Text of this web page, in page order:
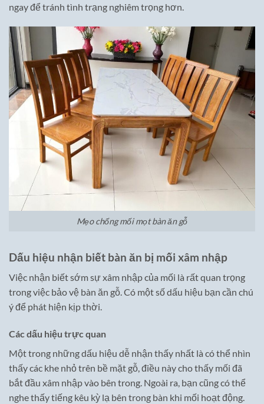
ngay để tránh tình trạng nghiêm trọng hơn.
Mẹo chống mối mọt bàn ăn gỗ
Dấu hiệu nhận biết bàn ăn bị mối xâm nhập
Việc nhận biết sớm sự xâm nhập của mối là rất quan trọng
trong việc bảo vệ bàn ăn gỗ. Có một số dấu hiệu bạn cần chú
ý để phát hiện kịp thời.
Các dấu hiệu trực quan
Một trong những dấu hiệu dễ nhận thấy nhất là có thể nhìn
thấy các khe nhỏ trên bề mặt gỗ, điều này cho thấy mối đã
bắt đầu xâm nhập vào bên trong. Ngoài ra, bạn cũng có thể
nghe thấy tiếng kêu kỳ lạ bên trong bàn khi mối hoạt động.